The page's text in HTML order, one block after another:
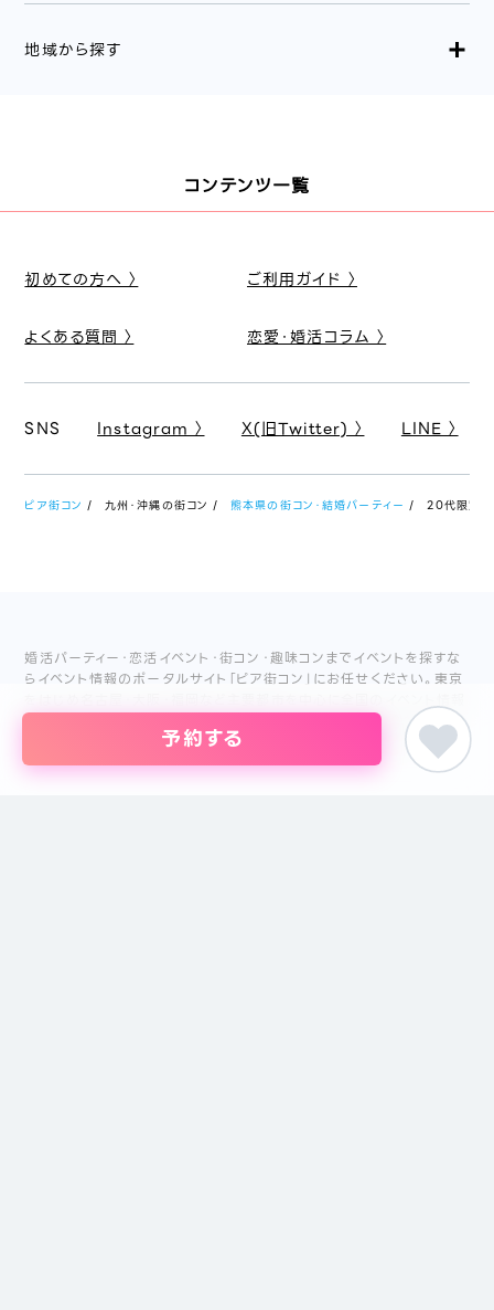
予約する
地域から探す
コンテンツ一覧
初めての方へ 〉 ご利用ガイド 〉
よくある質問 〉 恋愛・婚活コラム 〉
SNS Instagram 〉 X(旧Twitter) 〉 LINE 〉
ピア街コン 九州・沖縄の街コン 熊本県の街コン・結婚パーティー 20代限定マ
婚活パーティー・恋活イベント・街コン・趣味コンまでイベントを探すな
らイベント情報のポータルサイト「ピア街コン」にお任せください。東京
を掲載しています。創業18年目になるブライダル企業、株式会社ピアリ
ーが運営しているため、安心してサイトをご活用いただけます。